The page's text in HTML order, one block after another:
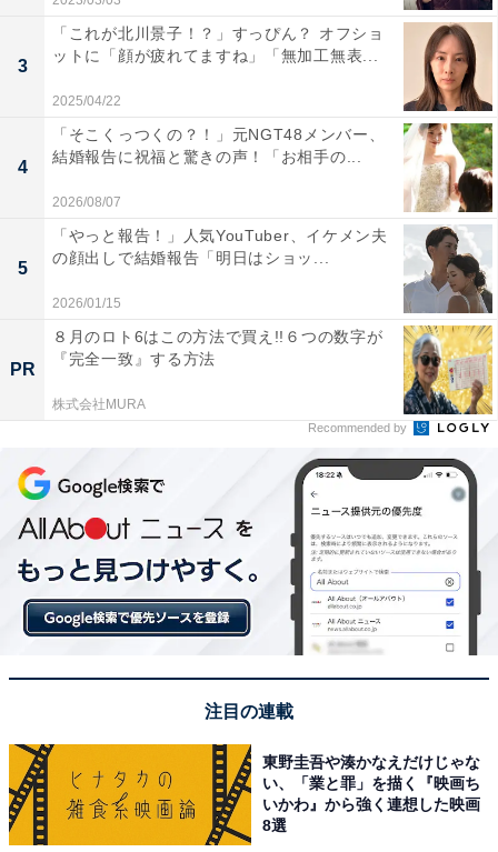
3
「これが北川景子！？」すっぴん？ オフショ
ットに「顔が疲れてますね」「無加工無表...
2025/04/22
4
「そこくっつくの？！」元NGT48メンバー、
結婚報告に祝福と驚きの声！「お相手の...
2026/08/07
5
「やっと報告！」人気YouTuber、イケメン夫
の顔出しで結婚報告「明日はショッ...
2026/01/15
PR
８月のロト6はこの方法で買え!!６つの数字が
『完全一致』する方法
株式会社MURA
Recommended by
注目の連載
東野圭吾や湊かなえだけじゃな
い、「業と罪」を描く『映画ち
いかわ』から強く連想した映画
8選